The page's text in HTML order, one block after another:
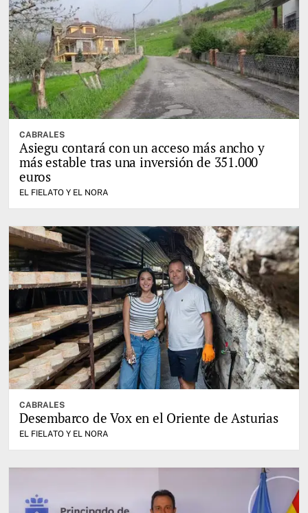
CABRALES
Asiegu contará con un acceso más ancho y
más estable tras una inversión de 351.000
euros
EL FIELATO Y EL NORA
CABRALES
Desembarco de Vox en el Oriente de Asturias
EL FIELATO Y EL NORA